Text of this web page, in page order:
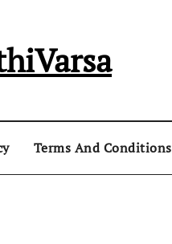
Terms And Conditions